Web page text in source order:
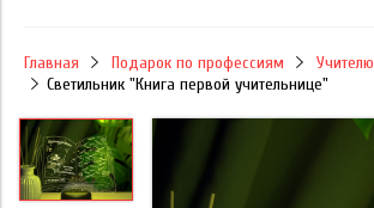
Главная Подарок по профессиям
Учителю
Светильник "Книга первой учительнице"